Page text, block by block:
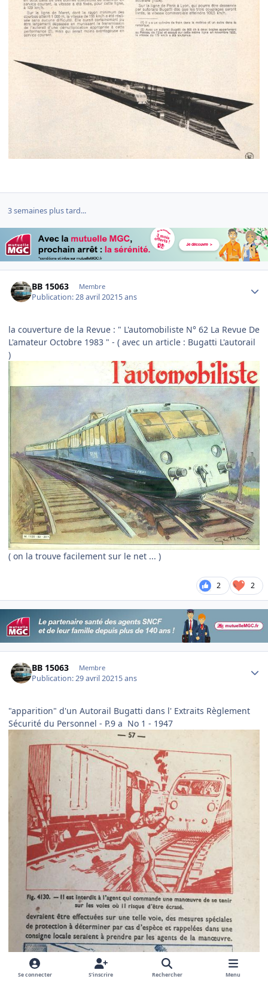
3 semaines plus tard...
BB 15063 Membre
Publication:28 avril 20215 ans
la couverture de la Revue : " L'automobiliste N° 62 La Revue De
L'amateur Octobre 1983 " - ( avec un article : Bugatti L'autorail
)
( on la trouve facilement sur le net ... )
2 2
BB 15063 Membre
Publication:29 avril 20215 ans
"apparition" d'un Autorail Bugatti dans l' Extraits Règlement
Sécurité du Personnel - P.9 a No 1 - 1947
Se connecter S’inscrire Rechercher Menu